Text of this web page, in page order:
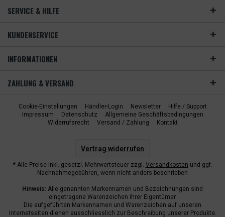
SERVICE & HILFE
KUNDENSERVICE
INFORMATIONEN
ZAHLUNG & VERSAND
Cookie-Einstellungen Händler-Login Newsletter
Hilfe / Support
Impressum
Datenschutz
Allgemeine Geschäftsbedingungen
Widerrufsrecht
Versand / Zahlung Kontakt
Vertrag widerrufen
* Alle Preise inkl. gesetzl. Mehrwertsteuer zzgl. Versandkosten und ggf.
Nachnahmegebühren, wenn nicht anders beschrieben
Hinweis: Alle genannten Markennamen und Bezeichnungen sind
eingetragene Warenzeichen ihrer Eigentümer.
Die aufgeführten Markennamen und Warenzeichen auf unseren
Internetseiten dienen ausschliesslich zur Beschreibung unserer Produkte.